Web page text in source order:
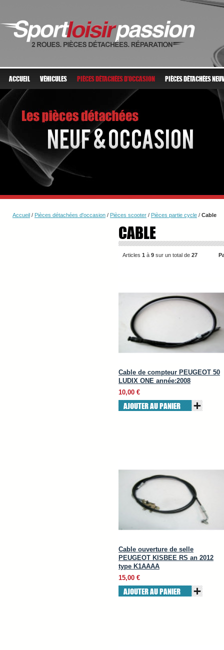
ACCUEIL VÉHICULES PIÈCES DÉTACHÉES D'OCCASION PIÈCES DÉTACHÉES
Accueil / Pièces détachées d'occasion / Pièces scooter / Pièces partie cycle / Cable
CABLE
Articles 1 à 9 sur un total de 27
Cable de compteur PEUGEOT 50
LUDIX ONE année:2008
10,00 €
AJOUTER AU PANIER
Cable ouverture de selle
PEUGEOT KISBEE RS an 2012
type K1AAAA
15,00 €
AJOUTER AU PANIER